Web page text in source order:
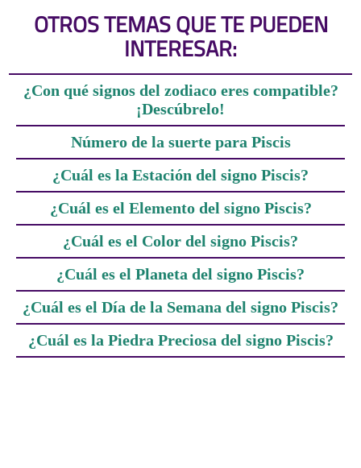
OTROS TEMAS QUE TE PUEDEN
INTERESAR:
¿Con qué signos del zodiaco eres compatible?
¡Descúbrelo!
Número de la suerte para Piscis
¿Cuál es la Estación del signo Piscis?
¿Cuál es el Elemento del signo Piscis?
¿Cuál es el Color del signo Piscis?
¿Cuál es el Planeta del signo Piscis?
¿Cuál es el Día de la Semana del signo Piscis?
¿Cuál es la Piedra Preciosa del signo Piscis?